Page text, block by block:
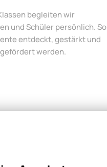
begleiten wir
und Schüler persönlich. So
entdeckt, gestärkt und
werden.